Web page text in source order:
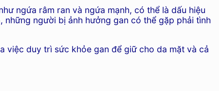
ngứa râm ran và ngứa mạnh, có thể là dấu hiệu
người bị ảnh hưởng gan có thể gặp phải tình
việc duy trì sức khỏe gan để giữ cho da mặt và cả